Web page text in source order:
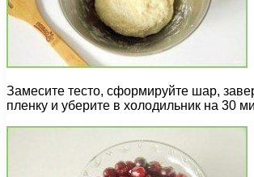
Замесите тесто, сформируйте шар,
пленку и уберите в холодильник на 30